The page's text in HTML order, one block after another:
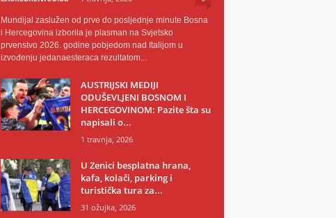
Mundijal zaslužen od prve do posljednje minute Bosna
i Hercegovina izborila je plasman na Svjetsko
prvenstvo 2026. godine pobjedom nad Italijom u
izvođenju jedanaesteraca rezultatom...
AUSTRIJSKI MEDIJI
ODUŠEVLJENI BOSNOM I
HERCEGOVINOM: Pazite šta su
napisali o...
1 travnja, 2026
U Zenici besplatna hrana,
kafa, kolači, parking i
turistička tura za...
31 ožujka, 2026